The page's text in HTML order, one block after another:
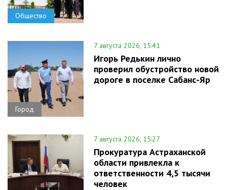
Общество
Город
7 августа 2026, 15:41
Игорь Редькин лично
проверил обустройство новой
дороге в поселке Сабанс-Яр
7 августа 2026, 15:27
Прокуратура Астраханской
области привлекла к
ответственности 4,5 тысячи
человек